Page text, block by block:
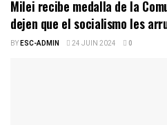
Milei recibe medalla de la
dejen que el socialismo les
BYESC-ADMIN 24 JUIN 2024 0